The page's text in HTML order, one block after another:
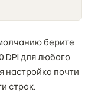
берите
DPI для любого
настройка почти
строк.